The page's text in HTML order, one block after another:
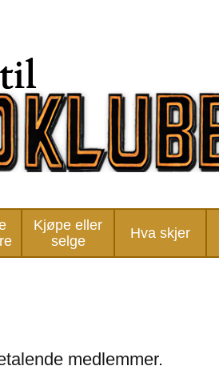
Kjøpe eller
selge
Hva skjer
medlemmer.